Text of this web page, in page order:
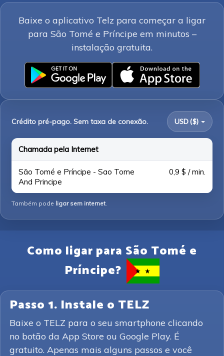
Baixe o aplicativo Telz para começar a ligar
para São Tomé e Príncipe em minutos –
instalação gratuita.
Crédito pré-pago. Sem taxa de conexão. USD ($)
Chamada pela Internet
São Tomé e Príncipe - Sao Tome
And Principe
0,9 $ / min.
Também pode ligar sem internet.
Como ligar para São Tomé e
Príncipe?
Passo 1. Instale o TELZ
Baixe o TELZ para o seu smartphone clicando
no botão da App Store ou Google Play. É
gratuito. Apenas mais alguns passos e você